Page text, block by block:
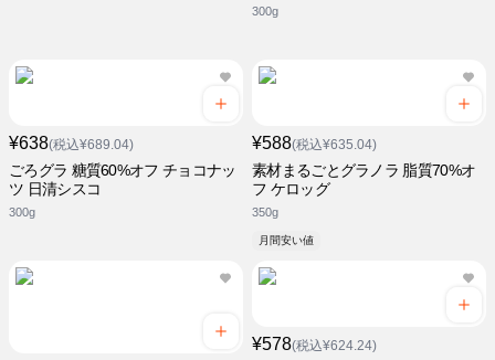
300g
¥638(税込¥689.04)
ごろグラ 糖質60%オフ チョコナッ
ツ 日清シスコ
300g
¥588(税込¥635.04)
素材まるごとグラノラ 脂質70%オ
フ ケロッグ
350g
月間安い値
¥578(税込¥624.24)